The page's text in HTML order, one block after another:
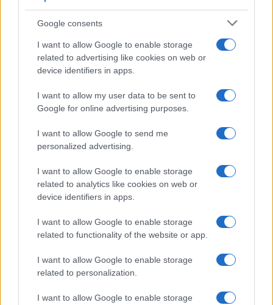
Google consents
I want to allow Google to enable storage
related to advertising like cookies on web or
device identifiers in apps.
I want to allow my user data to be sent to
Google for online advertising purposes.
I want to allow Google to send me
personalized advertising.
I want to allow Google to enable storage
related to analytics like cookies on web or
device identifiers in apps.
I want to allow Google to enable storage
related to functionality of the website or app.
I want to allow Google to enable storage
related to personalization.
I want to allow Google to enable storage
À lire aussi